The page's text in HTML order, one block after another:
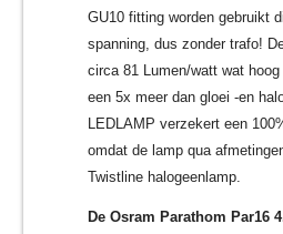
GU10 fitting worden gebruikt
spanning, dus zonder trafo!
circa 81 Lumen/watt wat
een 5x meer dan gloei -en
LEDLAMP verzekert een
omdat de lamp qua
Twistline halogeenlamp.
De Osram Parathom Par16